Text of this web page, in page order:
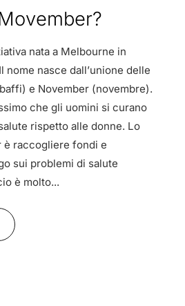
nata a Melbourne in
nome nasce dall’unione delle
e November (novembre).
che gli uomini si curano
rispetto alle donne. Lo
è raccogliere fondi e
sui problemi di salute
è molto...